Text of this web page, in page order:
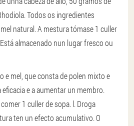
Todos os ingredientes
natural. A mestura tómase 1 culler
almacenado nun lugar fresco ou
e mel, que consta de polen mixto e
e a aumentar un membro.
1 culler de sopa. l. Droga
ten un efecto acumulativo. O